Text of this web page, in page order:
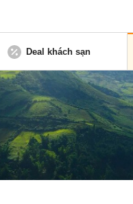
Deal khách sạn